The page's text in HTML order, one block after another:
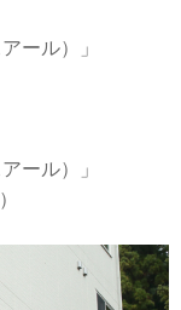
ール）」
ール）」